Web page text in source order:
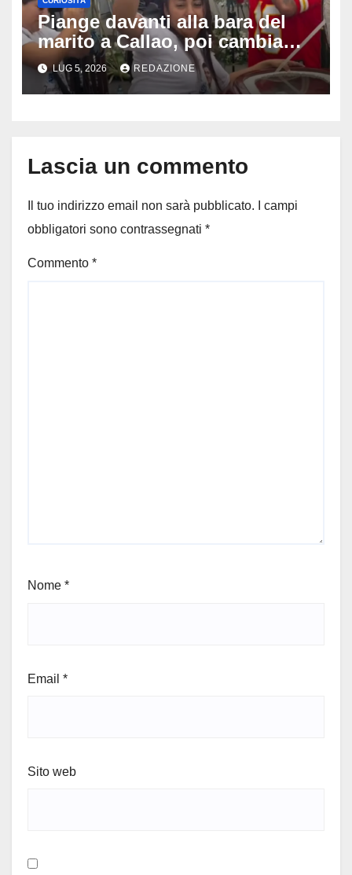
Piange davanti alla bara del
marito a Callao, poi cambia
tutto: il gesto della vedova al
funerale divide milioni di
persone
LUG 5, 2026 REDAZIONE
Lascia un commento
Il tuo indirizzo email non sarà pubblicato.
I campi
obbligatori sono contrassegnati *
Commento *
Nome *
Email *
Sito web